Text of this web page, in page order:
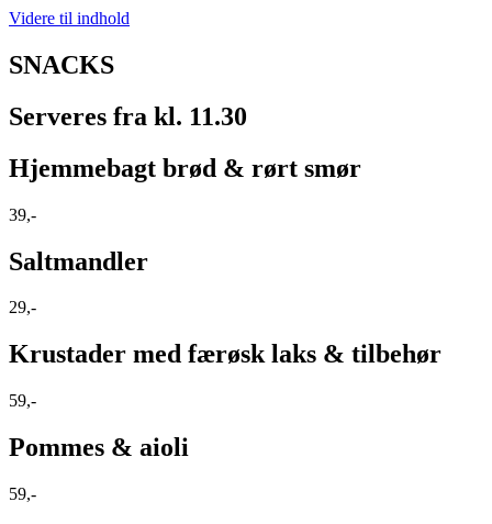
Videre til indhold
SNACKS
Serveres fra kl. 11.30
Hjemmebagt brød & rørt smør
39,-
Saltmandler
29,-
Krustader med færøsk laks & tilbehør
59,-
Pommes & aioli
59,-